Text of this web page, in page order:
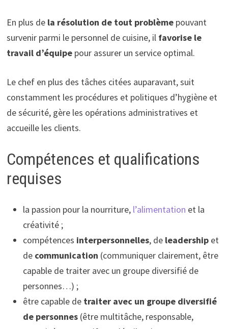
En plus dela résolution de tout problèmepouvant
survenir parmi le personnel de cuisine, ilfavorise le
travail d’équipepour assurer un service optimal.
Le chef en plus des tâches citées auparavant, suit
constamment les procédures et politiques d’hygiène et
de sécurité, gère les opérations administratives et
accueille les clients.
Compétences et qualifications
requises
la passion pour la nourriture, l’alimentation et la
créativité ;
compétences interpersonnelles, de leadership et
de communication (communiquer clairement, être
capable de traiter avec un groupe diversifié de
personnes…) ;
être capable detraiter avec un groupe diversifié
de personnes(être multitâche, responsable,